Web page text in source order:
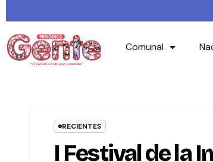
Comunal
RECIENTES
I Festival de la